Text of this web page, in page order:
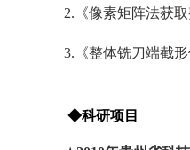
2. 《像素矩阵法获
3.《整体铣刀端截
◆科研项目